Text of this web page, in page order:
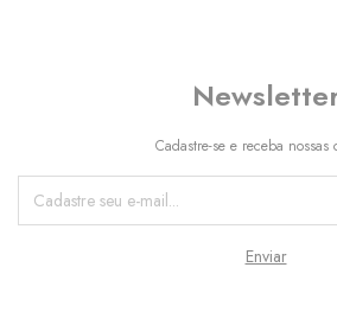
Cadastre-se e receba nossas